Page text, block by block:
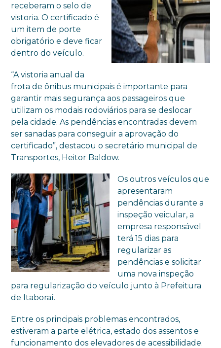
receberam o selo de
vistoria. O certificado é
um item de porte
obrigatório e deve ficar
dentro do veículo.
“A vistoria anual da
frota de ônibus municipais é importante para
garantir mais segurança aos passageiros que
utilizam os modais rodoviários para se deslocar
pela cidade. As pendências encontradas devem
ser sanadas para conseguir a aprovação do
certificado”, destacou o secretário municipal de
Transportes, Heitor Baldow.
Os outros veículos que
apresentaram
pendências durante a
inspeção veicular, a
empresa responsável
terá 15 dias para
regularizar as
pendências e solicitar
uma nova inspeção
para regularização do veículo junto à Prefeitura
de Itaboraí.
Entre os principais problemas encontrados,
estiveram a parte elétrica, estado dos assentos e
funcionamento dos elevadores de acessibilidade.